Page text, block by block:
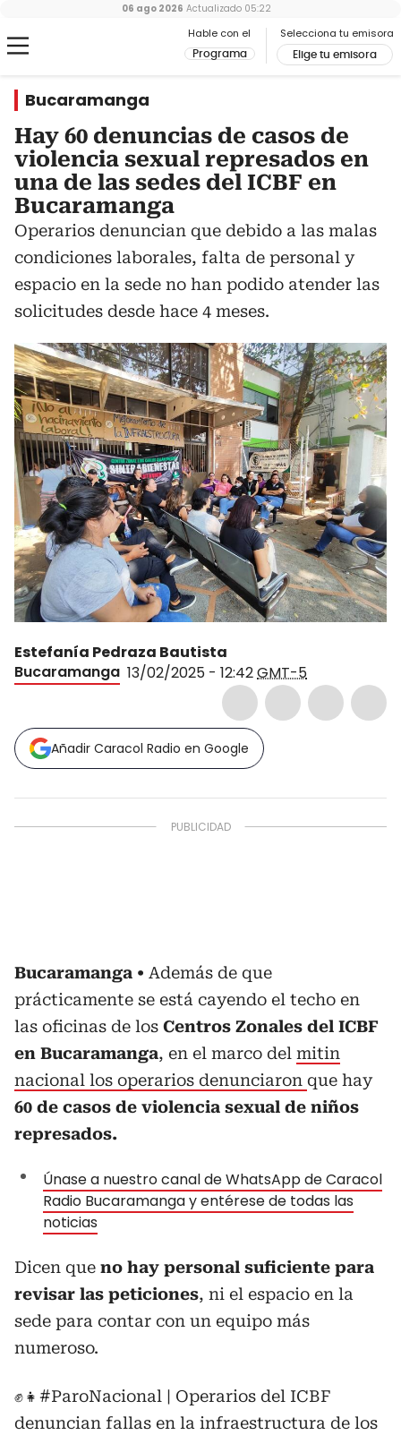
Hable con el
Programa
Selecciona tu emisora
Elige tu emisora
06 ago 2026 Actualizado 05:22
Bucaramanga
Hay 60 denuncias de casos de
violencia sexual represados en
una de las sedes del ICBF en
Bucaramanga
Operarios denuncian que debido a las malas
condiciones laborales, falta de personal y
espacio en la sede no han podido atender las
solicitudes desde hace 4 meses.
Estefanía Pedraza Bautista
Bucaramanga 13/02/2025 - 12:42GMT-5
Añadir Caracol Radio en Google
Bucaramanga
Además de que
prácticamente se está cayendo el techo en
las oficinas de los Centros Zonales del ICBF
en Bucaramanga, en el marco del mitin
nacional los operarios denunciaron que hay
60 de casos de violencia sexual de niños
represados.
Únase a nuestro canal de WhatsApp de Caracol
Radio Bucaramanga y entérese de todas las
noticias
Dicen que no hay personal suficiente para
revisar las peticiones, ni el espacio en la
sede para contar con un equipo más
numeroso.
✊👧 #ParoNacional | Operarios del ICBF
denuncian fallas en la infraestructura de los